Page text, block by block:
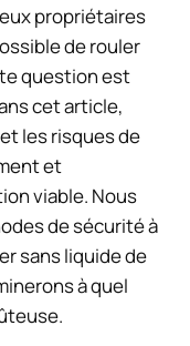
propriétaires
de rouler
question est
cet article,
les risques de
et
viable. Nous
de sécurité à
sans liquide de
à quel